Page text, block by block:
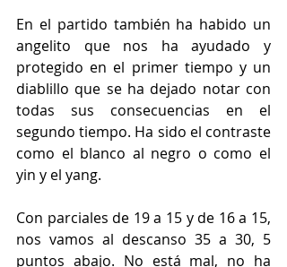
En el partido también ha habido un
angelito que nos ha ayudado y
protegido en el primer tiempo y un
diablillo que se ha dejado notar con
todas sus consecuencias en el
segundo tiempo. Ha sido el contraste
como el blanco al negro o como el
yin y el yang.
Con parciales de 19 a 15 y de 16 a 15,
nos vamos al descanso 35 a 30, 5
puntos abajo. No está mal, no ha